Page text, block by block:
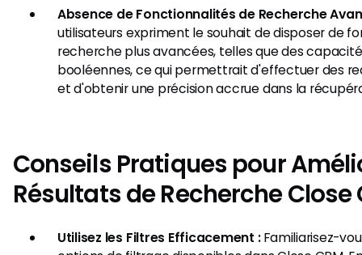
Absence de Fonctionnalités de Recherche
utilisateurs expriment le souhait de disposer de
recherche plus avancées, telles que des
booléennes, ce qui permettrait d'effectuer des
et d'obtenir une précision accrue dans la
Conseils Pratiques pour
Résultats de Recherche Close
Utilisez les Filtres Efficacement :Familiarisez-